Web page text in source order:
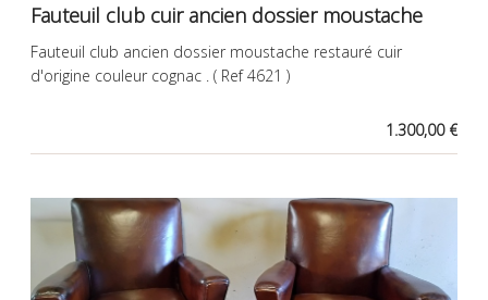
Fauteuil club cuir ancien dossier moustache
Fauteuil club ancien dossier moustache restauré cuir
d'origine couleur cognac . ( Ref 4621 )
1.300,00 €